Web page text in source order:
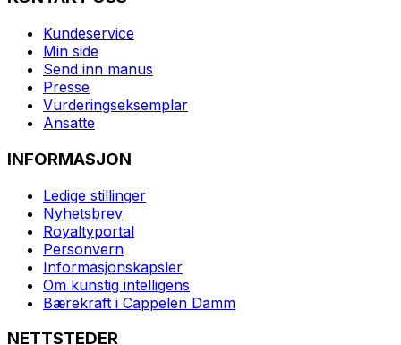
Kundeservice
Min side
Send inn manus
Presse
Vurderingseksemplar
Ansatte
INFORMASJON
Ledige stillinger
Nyhetsbrev
Royaltyportal
Personvern
Informasjonskapsler
Om kunstig intelligens
Bærekraft i Cappelen Damm
NETTSTEDER